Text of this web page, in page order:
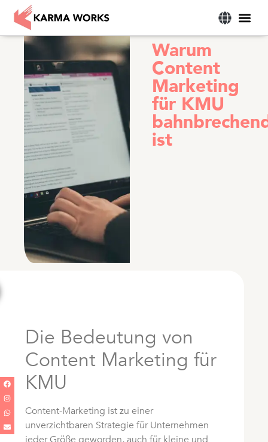
Warum
Content
Marketing
für KMU
ist
Die Bedeutung von
Content Marketing für
KMU
Content-Marketing ist zu einer
unverzichtbaren Strategie für Unternehmen